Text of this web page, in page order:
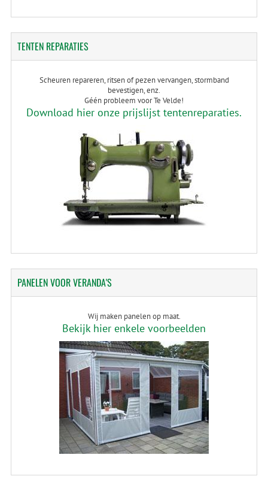
TENTENREPARATIES
Scheuren repareren, ritsen of pezen vervangen, stormband
bevestigen, enz.
Géén probleem voor Te Velde!
Download hier onze prijslijst tentenreparaties.
PANELENVOOR VERANDA'S
Wij maken panelen op maat.
Bekijk hier enkele voorbeelden